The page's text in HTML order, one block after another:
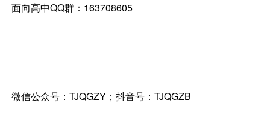
面向高中QQ群：163708605
微信公众号：TJQGZY；抖音号：TJQGZB